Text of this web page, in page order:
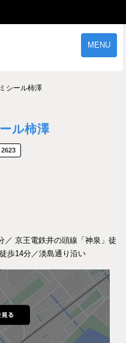
MENU
ご契約の流れ
シール柿澤
ル柿澤
2623
／ 京王電鉄井の頭線「神泉」徒
歩14分／淡島通り沿い